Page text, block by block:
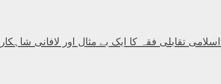
تقابلی فقہ کا ایک بے مثال اور لافانی شاہکار